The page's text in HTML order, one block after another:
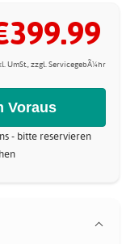
UmSt., zzgl. ServicegebÃ¼hr
- bitte reservieren